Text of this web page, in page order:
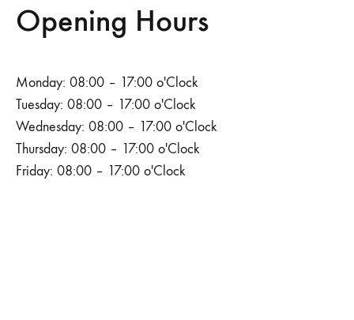
Opening Hours
Monday: 08:00 – 17:00 o'Clock
Tuesday: 08:00 – 17:00 o'Clock
Wednesday: 08:00 – 17:00 o'Clock
Thursday: 08:00 – 17:00 o'Clock
Friday: 08:00 – 17:00 o'Clock